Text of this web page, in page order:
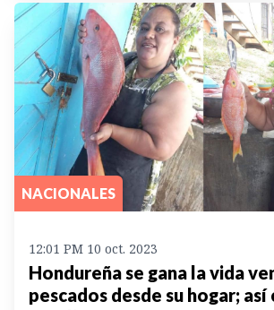
NACIONALES
12:01 PM 10 oct. 2023
Hondureña se gana la vida
pescados desde su hogar;